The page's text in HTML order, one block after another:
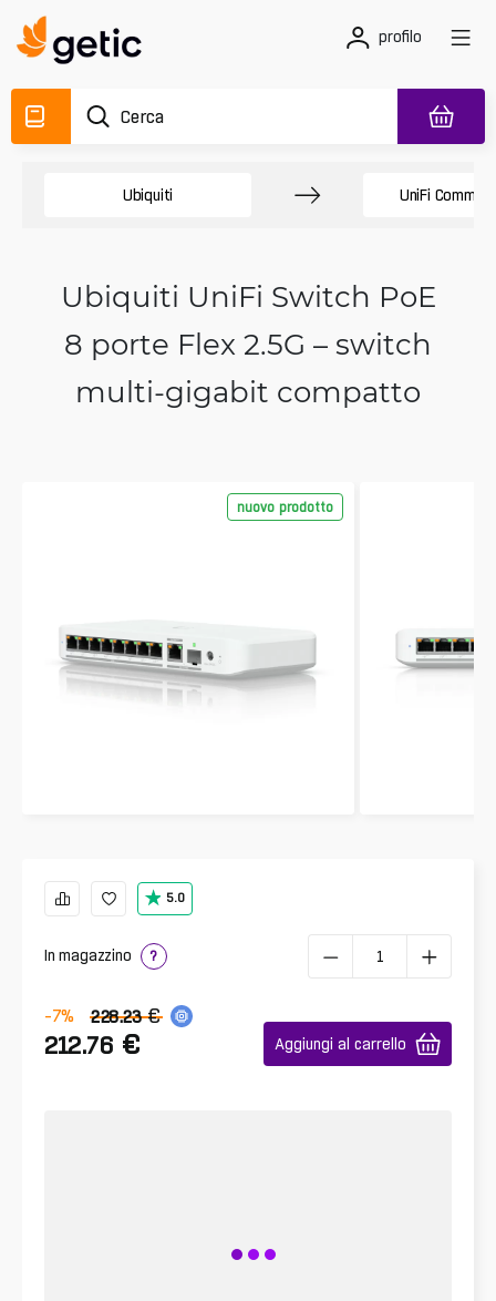
profilo
Ubiquiti UniFi
Ubiquiti UniFi Switch PoE
8 porte Flex 2.5G – switch
multi-gigabit compatto
nuovo prodotto
5.0
In magazzino ?
-7% 228.23 €
212.76 € Aggiungi al carrello